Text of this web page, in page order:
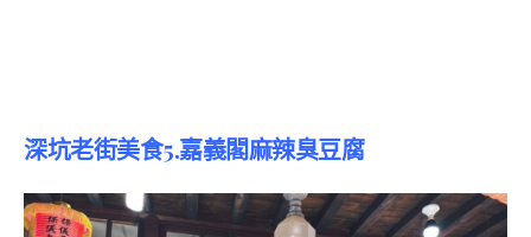
深坑老街美食5.嘉義閣麻辣臭豆腐